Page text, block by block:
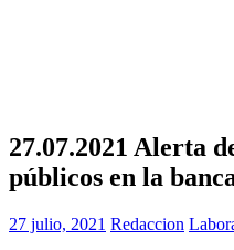
27.07.2021 Alerta
públicos en la
27 julio, 2021 Redaccion